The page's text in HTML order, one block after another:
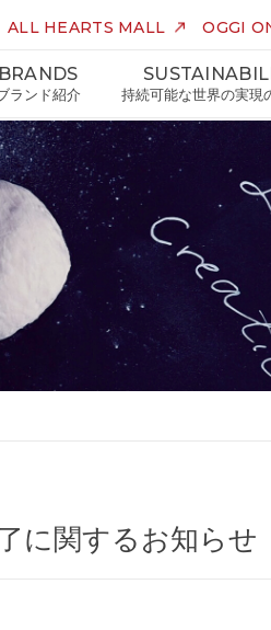
ALL HEARTS MALL OGGI
BRANDS
ランド紹介 持続可能な世界の実現
に関するお知らせ